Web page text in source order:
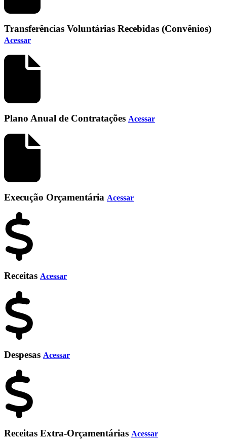
Transferências Voluntárias Recebidas (Convênios)
Acessar
Plano Anual de Contratações Acessar
Execução Orçamentária Acessar
Receitas Acessar
Despesas Acessar
Receitas Extra-Orçamentárias Acessar